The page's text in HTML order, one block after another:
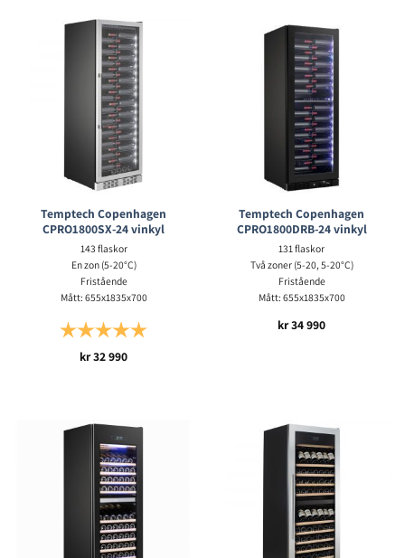
Temptech Copenhagen
CPRO1800SX-24 vinkyl
143 flaskor
En zon (5-20°C)
Fristående
Mått: 655x1835x700
Betyg:
kr32 990
Temptech Copenhagen
CPRO1800DRB-24 vinkyl
131 flaskor
Två zoner (5-20, 5-20°C)
Fristående
Mått: 655x1835x700
kr34 990